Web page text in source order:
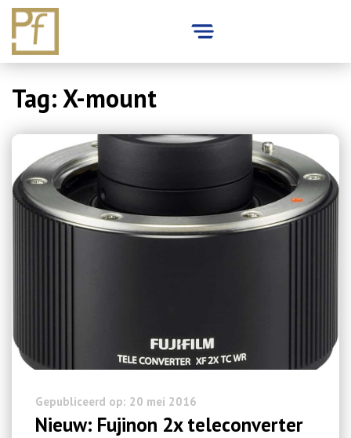
content
Tag:X-mount
Gepubliceerd op: 20 mei 2016
Nieuw: Fujinon 2x teleconverter